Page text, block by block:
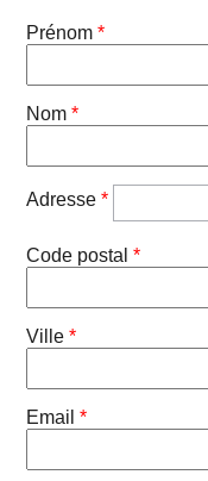
Prénom*
Nom*
Adresse*
Code postal*
Ville*
Email*